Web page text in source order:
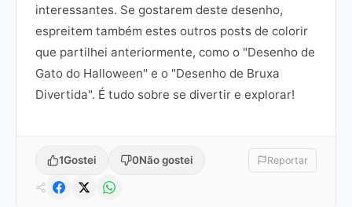
interessantes. Se gostarem deste desenho,
espreitem também estes outros posts de colorir
que partilhei anteriormente, como o "Desenho de
Gato do Halloween" e o "Desenho de Bruxa
Divertida". É tudo sobre se divertir e explorar!
1Gostei 0Não gostei Reportar